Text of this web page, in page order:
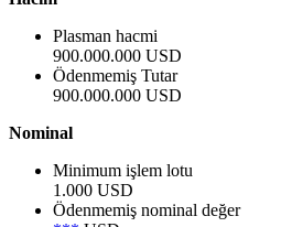
Plasman hacmi
900.000.000 USD
Ödenmemiş Tutar
900.000.000 USD
Nominal
Minimum işlem lotu
1.000 USD
Ödenmemiş nominal değer